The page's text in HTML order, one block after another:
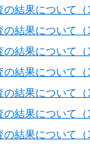
結果について（
結果について（
結果について（
結果について（
結果について（
結果について（
結果について（1